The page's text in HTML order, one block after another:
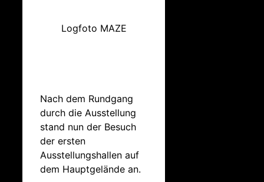
Logfoto MAZE
Nach dem Rundgang
durch die Ausstellung
stand nun der Besuch
der ersten
Ausstellungshallen auf
dem Hauptgelände an.